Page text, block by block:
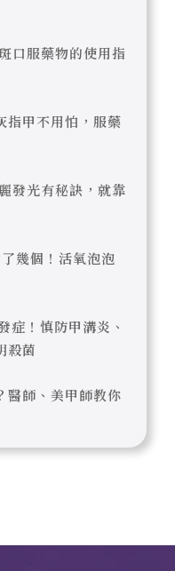
口服藥物的使用指
指甲不用怕，服藥
光有秘訣，就靠
幾個！活氧泡泡
症！慎防甲溝炎、
殺菌
醫師、美甲師教你